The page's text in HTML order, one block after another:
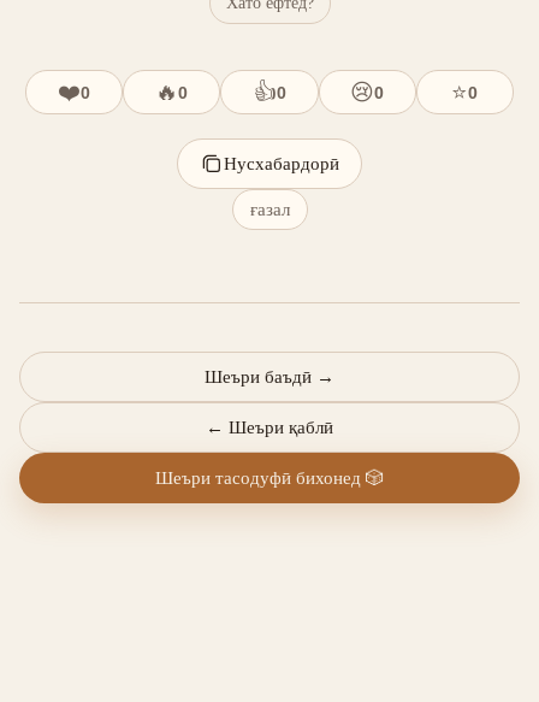
❤️0 🔥0 👍0 😢0 ⭐0
Нусхабардорӣ
ғазал
← Шеъри қаблӣ
Шеъри баъдӣ →
Шеъри тасодуфӣ бихонед 🎲